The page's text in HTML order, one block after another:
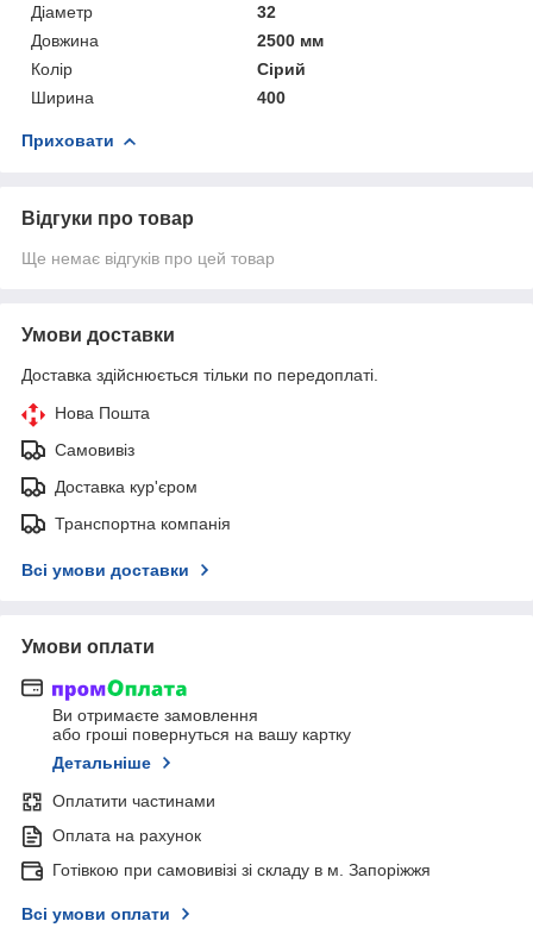
Діаметр
32
Довжина
2500 мм
Колір
Сірий
Ширина
400
Приховати
Відгуки про товар
Ще немає відгуків про цей товар
Умови доставки
Доставка здійснюється тільки по передоплаті.
Нова Пошта
Самовивіз
Доставка кур'єром
Транспортна компанія
Всі умови доставки
Умови оплати
Ви отримаєте замовлення
або гроші повернуться на вашу картку
Детальніше
Оплатити частинами
Оплата на рахунок
Готівкою при самовивізі зі складу в м. Запоріжжя
Всі умови оплати